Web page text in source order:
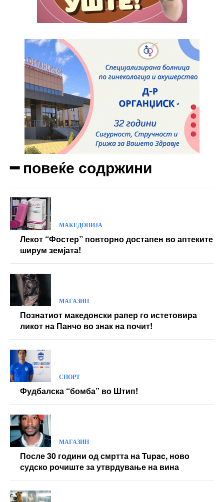
Praesent euismod ac
Ut mollis pellentesque tortor
Donec quis est ac felis
Orci varius natoque dolor
Yearly pricing Monthly pricing
━ повеќе содржини
МАКЕДОНИЈА
Лекот “Фостер” повторно достапен во аптеките
ширум земјата!
МАГАЗИН
Познатиот македонски рапер го истетовира
ликот на Панчо во знак на почит!
СПОРТ
Фудбалска “бомба” во Штип!
МАГАЗИН
После 30 години од смртта на Tupac, ново
судско рочиште за утврдување на вина